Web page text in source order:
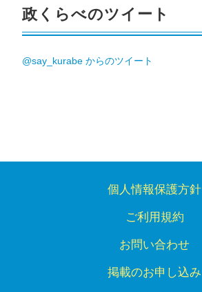
政くらべのツイート
@say_kurabe からのツイート
個人情報保護方針
ご利用規約
お問い合わせ
掲載のお申し込み